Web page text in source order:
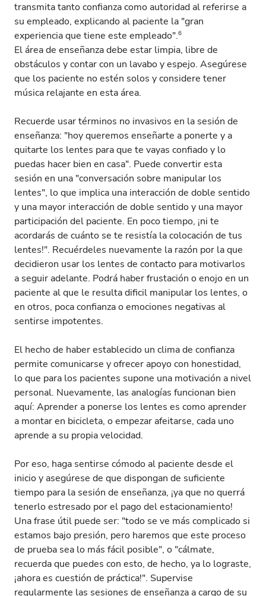
transmita tanto confianza como autoridad al referirse a
su empleado, explicando al paciente la "gran
experiencia que tiene este empleado".6
El área de enseñanza debe estar limpia, libre de
obstáculos y contar con un lavabo y espejo. Asegúrese
que los paciente no estén solos y considere tener
música relajante en esta área.
Recuerde usar términos no invasivos en la sesión de
enseñanza: "hoy queremos enseñarte a ponerte y a
quitarte los lentes para que te vayas confiado y lo
puedas hacer bien en casa". Puede convertir esta
sesión en una "conversación sobre manipular los
lentes", lo que implica una interacción de doble sentido
y una mayor interacción de doble sentido y una mayor
participación del paciente. En poco tiempo, ¡ni te
acordarás de cuánto se te resistía la colocación de tus
lentes!". Recuérdeles nuevamente la razón por la que
decidieron usar los lentes de contacto para motivarlos
a seguir adelante. Podrá haber frustación o enojo en un
paciente al que le resulta dificil manipular los lentes, o
en otros, poca confianza o emociones negativas al
sentirse impotentes.
El hecho de haber establecido un clima de confianza
permite comunicarse y ofrecer apoyo con honestidad,
lo que para los pacientes supone una motivación a nivel
personal. Nuevamente, las analogías funcionan bien
aquí: Aprender a ponerse los lentes es como aprender
a montar en bicicleta, o empezar afeitarse, cada uno
aprende a su propia velocidad.
Por eso, haga sentirse cómodo al paciente desde el
inicio y asegúrese de que dispongan de suficiente
tiempo para la sesión de enseñanza, ¡ya que no querrá
tenerlo estresado por el pago del estacionamiento!
Una frase útil puede ser: "todo se ve más complicado si
estamos bajo presión, pero haremos que este proceso
de prueba sea lo más fácil posible", o "cálmate,
recuerda que puedes con esto, de hecho, ya lo lograste,
¡ahora es cuestión de práctica!". Supervise
regularmente las sesiones de enseñanza a cargo de su